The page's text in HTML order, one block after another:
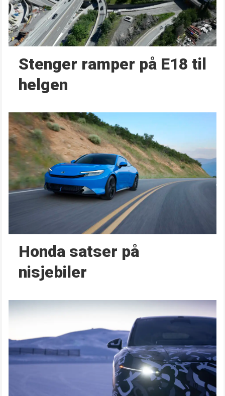
Stenger ramper på E18 til
helgen
Honda satser på
nisjebiler